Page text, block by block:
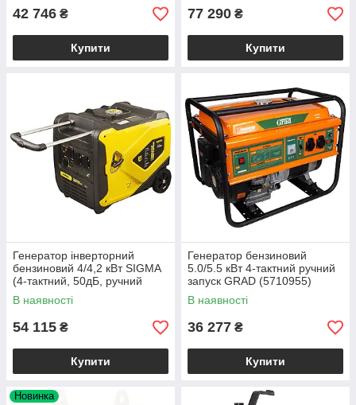
42 746 ₴
Купити
77 290 ₴
Купити
Генератор інверторний
бензиновий 4/4,2 кВт SIGMA
(4-тактний, 50дБ, ручний
запуск) електрогенератор
В наявності
54 115 ₴
Купити
Генератор бензиновий
5.0/5.5 кВт 4-тактний ручний
запуск GRAD (5710955)
В наявності
36 277 ₴
Купити
Новинка